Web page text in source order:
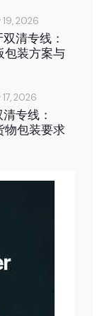
19, 2026
清专线：
包装方案与
2026
专线：
物包装要求